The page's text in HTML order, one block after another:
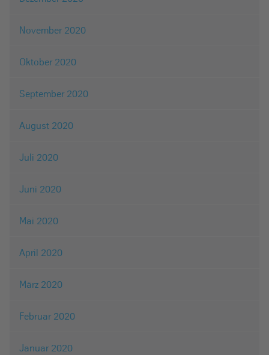
November 2020
Oktober 2020
September 2020
August 2020
Juli 2020
Juni 2020
Mai 2020
April 2020
März 2020
Februar 2020
Januar 2020